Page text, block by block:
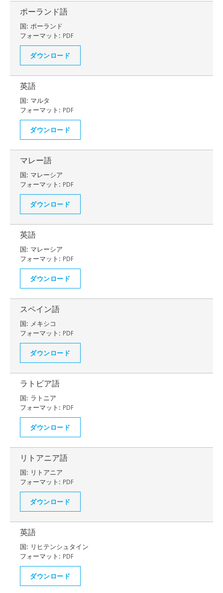
ポーランド語
国: ポーランド
フォーマット: PDF
ダウンロード
英語
国: マルタ
フォーマット: PDF
ダウンロード
マレー語
国: マレーシア
フォーマット: PDF
ダウンロード
英語
国: マレーシア
フォーマット: PDF
ダウンロード
スペイン語
国: メキシコ
フォーマット: PDF
ダウンロード
ラトビア語
国: ラトニア
フォーマット: PDF
ダウンロード
リトアニア語
国: リトアニア
フォーマット: PDF
ダウンロード
英語
国: リヒテンシュタイン
フォーマット: PDF
ダウンロード